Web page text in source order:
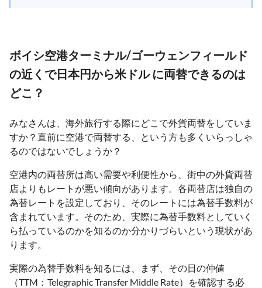
ボイシ空港ターミナル/ゴーウェンフィールド
の近くで日本円から米ドル に両替できるのは
どこ？
みなさんは、海外旅行する際にどこで外貨両替をしていま
すか？直前に空港で両替する、という方も多くいらっしゃ
るのではないでしょうか？
空港内の両替所は高い需要や利便性から、街中の外貨両替
店よりもレートが悪い傾向があります。各両替店は独自の
為替レートを設定しており、そのレートには為替手数料が
含まれています。そのため、実際に為替手数料としていく
ら払っているのかを知るのか分かりづらいという現状があ
ります。
実際の為替手数料を知るには、まず、その日の仲値
（TTM：Telegraphic Transfer Middle Rate）を確認する必